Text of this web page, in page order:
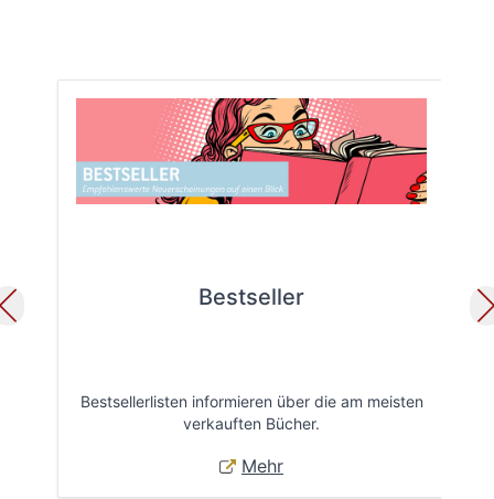
Bestseller
Bestsellerlisten informieren über die am meisten
verkauften Bücher.
Mehr